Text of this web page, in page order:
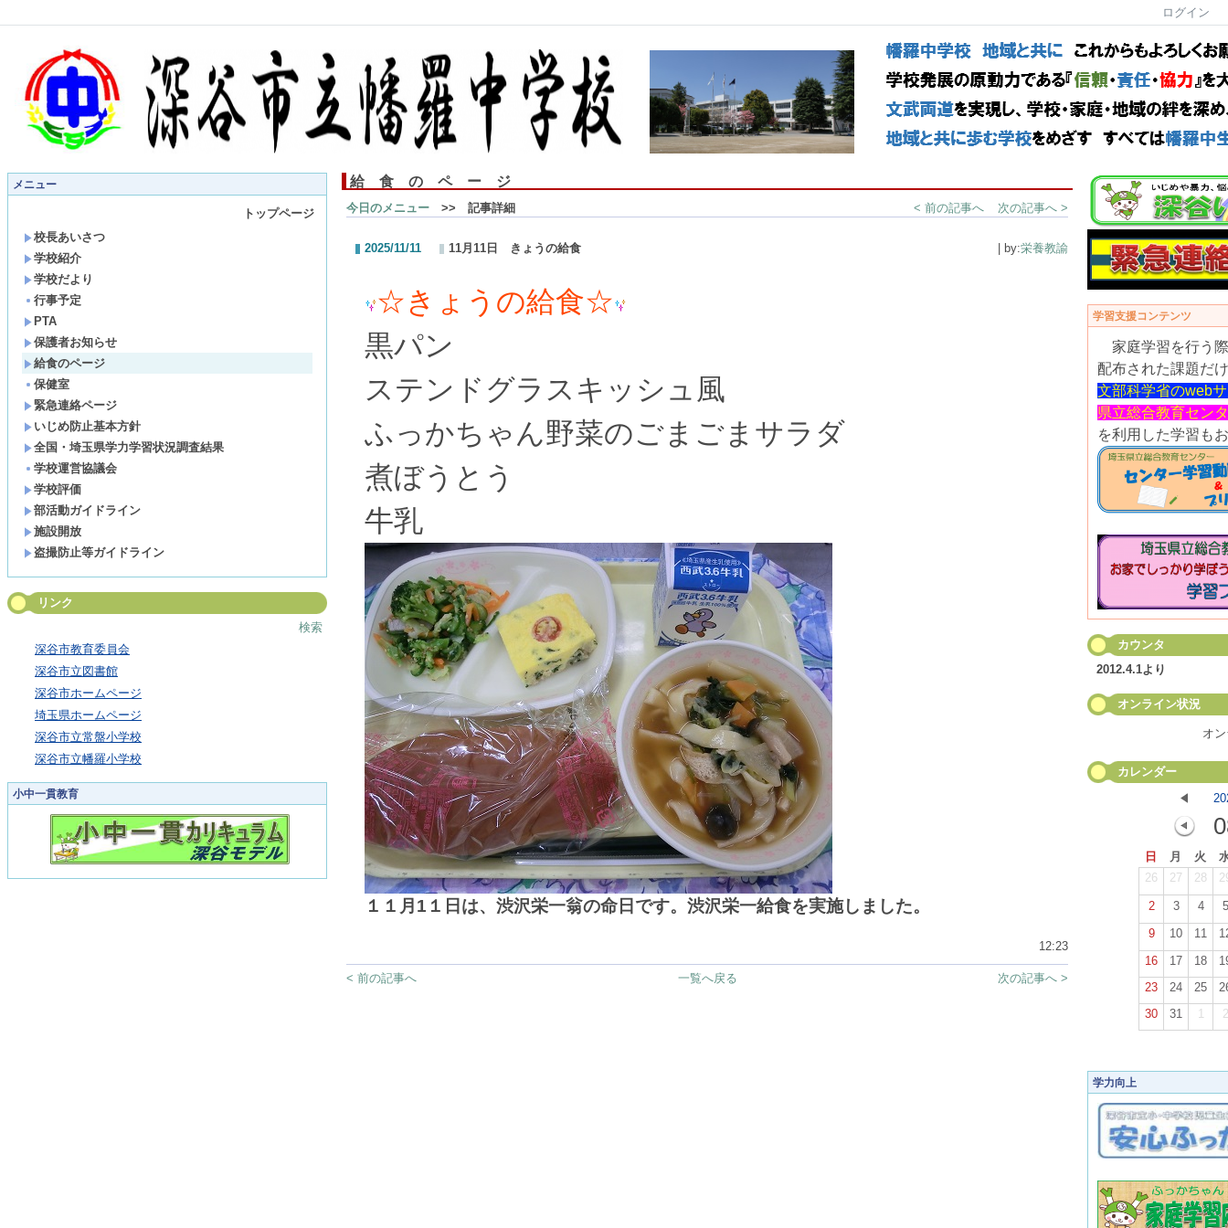
ログイン
メニュー
トップページ
校長あいさつ
学校紹介
学校だより
行事予定
PTA
保護者お知らせ
給食のページ
保健室
緊急連絡ページ
いじめ防止基本方針
全国・埼玉県学力学習状況調査結果
学校運営協議会
学校評価
部活動ガイドライン
施設開放
盗撮防止等ガイドライン
リンク
検索
深谷市教育委員会
深谷市立図書館
深谷市ホームページ
埼玉県ホームページ
深谷市立常盤小学校
深谷市立幡羅小学校
小中一貫教育
給 食 の ペ ー ジ
今日のメニュー >> 記事詳細 < 前の記事へ 次の記事へ >
2025/11/11 11月11日 きょうの給食 | by:栄養教諭
☆きょうの給食☆
黒パン
ステンドグラスキッシュ風
ふっかちゃん野菜のごまごまサラダ
煮ぼうとう
牛乳
１１月1１日は、渋沢栄一翁の命日です。渋沢栄一給食を実施しました。
12:23
< 前の記事へ 次の記事へ >
一覧へ戻る
学習支援コンテンツ
家庭学習を行う
配布された課題だ
文部科学省のweb
県立総合教育セン
を利用した学習も
カウンタ
2012.4.1より
オンライン状況
オ
カレンダー
日 月 火
26
27 28
2 3 4
5
9
10 11
16
17 18
23
24 25
30
31 1 2
学力向上